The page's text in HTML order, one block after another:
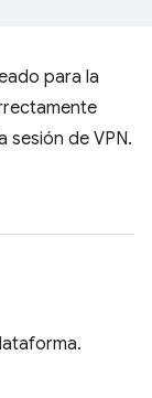
para la
sesión de VPN.